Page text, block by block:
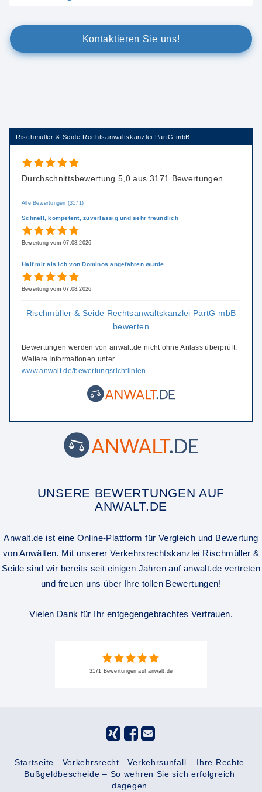
Kontaktieren Sie uns!
Rischmüller & Seide Rechtsanwaltskanzlei PartG mbB
Durchschnittsbewertung 5,0 aus 3171 Bewertungen
Alle Bewertungen (3171)
Schnell, kompetent, zuverlässig und sehr freundlich
Bewertung vom 07.08.2026
Half mir als ich von Dominos angefahren wurde
Bewertung vom 07.08.2026
Rischmüller & Seide Rechtsanwaltskanzlei PartG mbB
bewerten
Bewertungen werden von anwalt.de nicht ohne Anlass überprüft.
Weitere Informationen unter
www.anwalt.de/bewertungsrichtlinien .
UNSERE BEWERTUNGEN AUF
ANWALT.DE
Anwalt.de ist eine Online-Plattform für Vergleich und Bewertung
von Anwälten. Mit unserer Verkehrsrechtskanzlei Rischmüller &
Seide sind wir bereits seit einigen Jahren auf anwalt.de vertreten
und freuen uns über Ihre tollen Bewertungen!
Vielen Dank für Ihr entgegengebrachtes Vertrauen.
3171 Bewertungen auf anwalt.de
Startseite Verkehrsrecht
Verkehrsunfall – Ihre Rechte
Bußgeldbescheide – So wehren Sie sich erfolgreich
dagegen